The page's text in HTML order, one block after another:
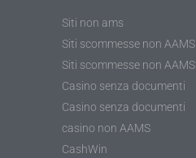
Siti non ams
Siti scommesse non AAMS
Siti scommesse non AAMS
Casino senza documenti
Casino senza documenti
casino non AAMS
CashWin